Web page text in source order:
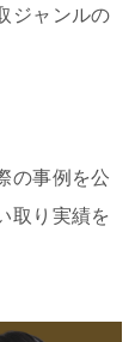
ジャンルの
の事例を公
取り実績を